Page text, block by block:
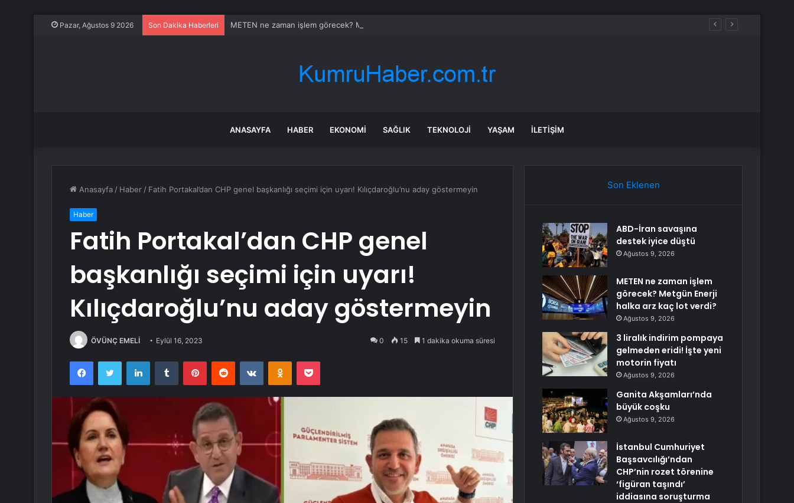
Pazar, Ağustos 9 2026 Son Dakika Haberleri METEN ne zaman işlem görecek? Metgün Enerji halka arz kaç lot verdi?
ANASAYFA HABER EKONOMI SAĞLIK TEKNOLOJI YAŞAM İLETIŞIM
Anasayfa / Haber / Fatih Portakal’dan CHP genel başkanlığı seçimi için uyarı! Kılıçdaroğlu’nu aday göstermeyin
Haber
Fatih Portakal’dan CHP genel
başkanlığı seçimi için uyarı!
Kılıçdaroğlu’nu aday göstermeyin
ÖVÜNÇ EMELİ Eylül 16, 2023 0 15 1 dakika okuma süresi
FacebookTwitter LinkedInTumblr PinterestReddit VKontakteOdnoklassniki
Pocket
Son Eklenen
ABD-İran savaşına
destek iyice düştü
Ağustos 9, 2026
METEN ne zaman işlem
görecek? Metgün Enerji
halka arz kaç lot verdi?
Ağustos 9, 2026
3 liralık indirim pompaya
gelmeden eridi! İşte yeni
motorin fiyatı
Ağustos 9, 2026
Ganita Akşamları’nda
büyük coşku
Ağustos 9, 2026
İstanbul Cumhuriyet
Başsavcılığı’ndan
CHP’nin rozet törenine
‘figüran taşındı’
iddiasına soruşturma